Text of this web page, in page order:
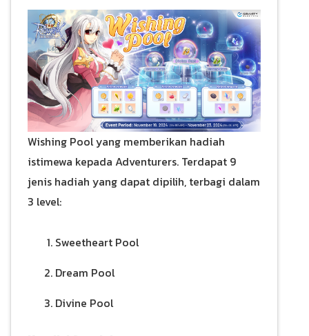
Wishing Pool yang memberikan hadiah
istimewa kepada Adventurers. Terdapat 9
jenis hadiah yang dapat dipilih, terbagi dalam
3 level:
Sweetheart Pool
Dream Pool
Divine Pool